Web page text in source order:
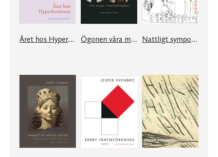
Året hos Hyperboréerna Ögonen våra målare och andra tankeexperiment Nattligt symposion, Sölvegatan 2